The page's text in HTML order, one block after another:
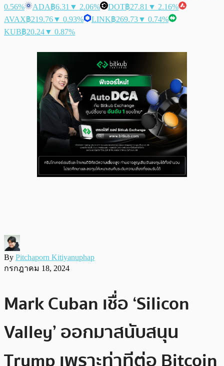
0.56%
ADA฿6.31 ▼ 2.06% DOT฿27.81 ▼ 2.16%
AVAX฿219.76▼ 0.93% LINK฿269.73▼ 0.74%
KUB฿20.24▼ 0.87%
By Pitchaporn Kitiyanuphap
กรกฎาคม 18, 2024
Mark Cuban เชื่อ ‘Silicon
Valley’ ออกมาสนับสนุน